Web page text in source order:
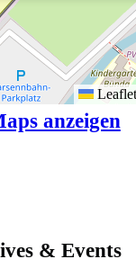
Leaflet
anzeigen
& Events